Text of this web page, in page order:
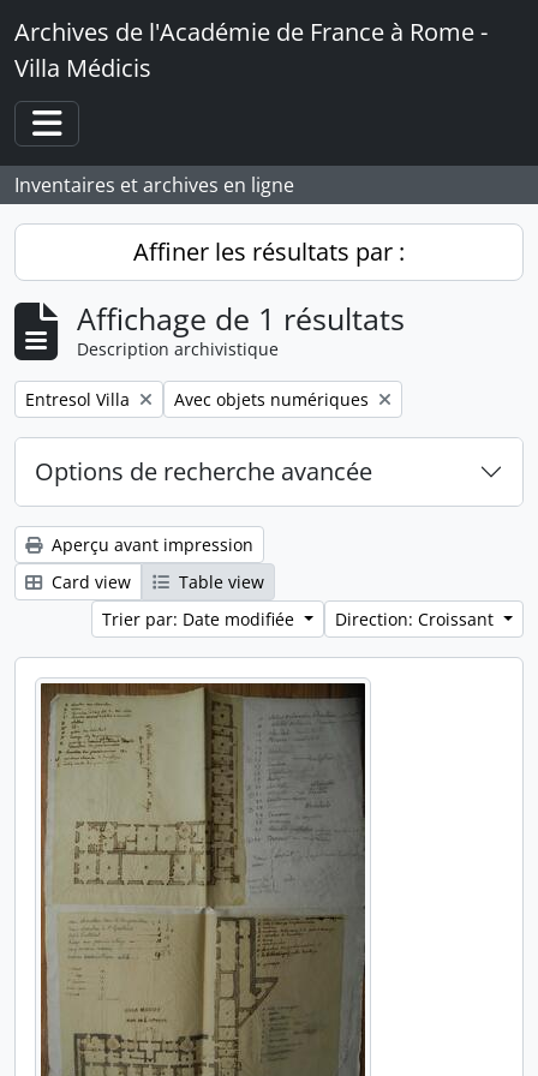
Skip to main content
Archives de l'Académie de France à Rome -
Villa Médicis
Toggle navigation
Inventaires et archives en ligne
Affiner les résultats par :
Affichage de 1 résultats
Description archivistique
Remove filter:
Entresol Villa Remove filter:
Avec objets numériques
Options de recherche avancée
Aperçu avant impression
Card view
Table view
Trier par: Date modifiée
Direction: Croissant